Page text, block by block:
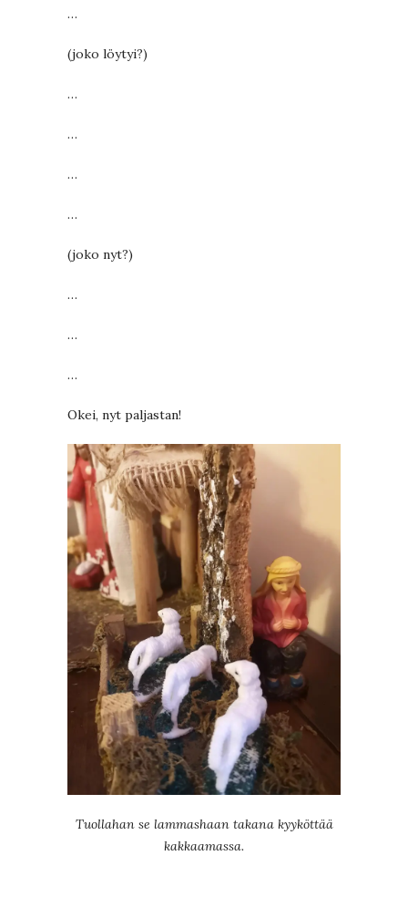
…
(joko löytyi?)
…
…
…
…
(joko nyt?)
…
…
…
Okei, nyt paljastan!
Tuollahan se lammashaan takana kyyköttää
kakkaamassa.